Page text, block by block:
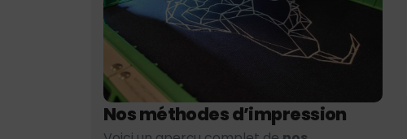
Nos méthodes d’impression